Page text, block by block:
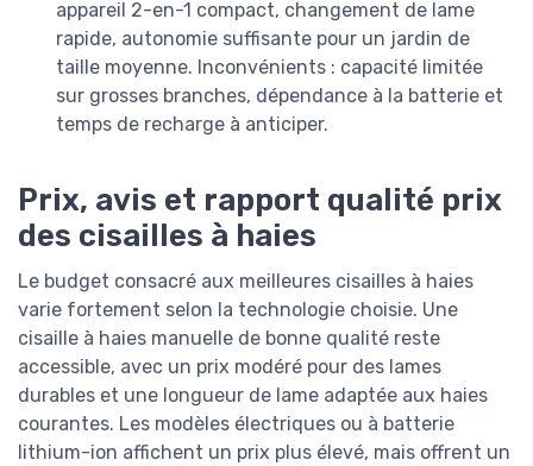
appareil 2-en-1 compact, changement de lame
rapide, autonomie suffisante pour un jardin de
taille moyenne. Inconvénients : capacité limitée
sur grosses branches, dépendance à la batterie et
temps de recharge à anticiper.
Prix, avis et rapport qualité prix
des cisailles à haies
Le budget consacré aux meilleures cisailles à haies
varie fortement selon la technologie choisie. Une
cisaille à haies manuelle de bonne qualité reste
accessible, avec un prix modéré pour des lames
durables et une longueur de lame adaptée aux haies
courantes. Les modèles électriques ou à batterie
lithium-ion affichent un prix plus élevé, mais offrent un